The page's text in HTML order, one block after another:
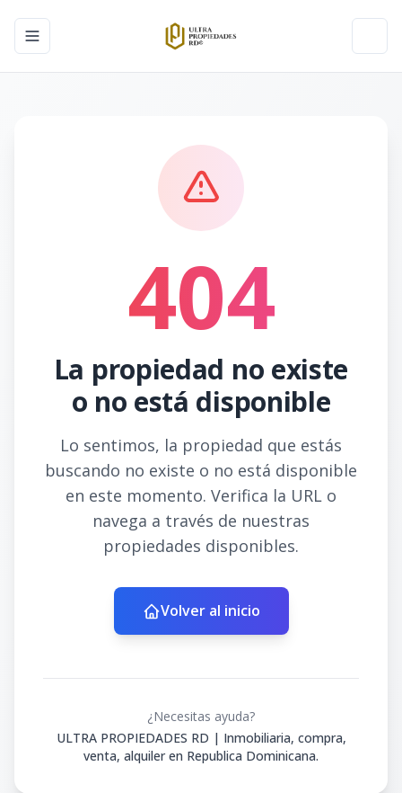
Toggle navigation menu
404
La propiedad no existe
o no está disponible
Lo sentimos, la propiedad que estás
buscando no existe o no está disponible
en este momento. Verifica la URL o
navega a través de nuestras
propiedades disponibles.
Volver al inicio
¿Necesitas ayuda?
ULTRA PROPIEDADES RD | Inmobiliaria, compra,
venta, alquiler en Republica Dominicana.